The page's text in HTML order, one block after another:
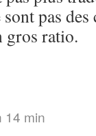
pas
gros ratio.
14 min